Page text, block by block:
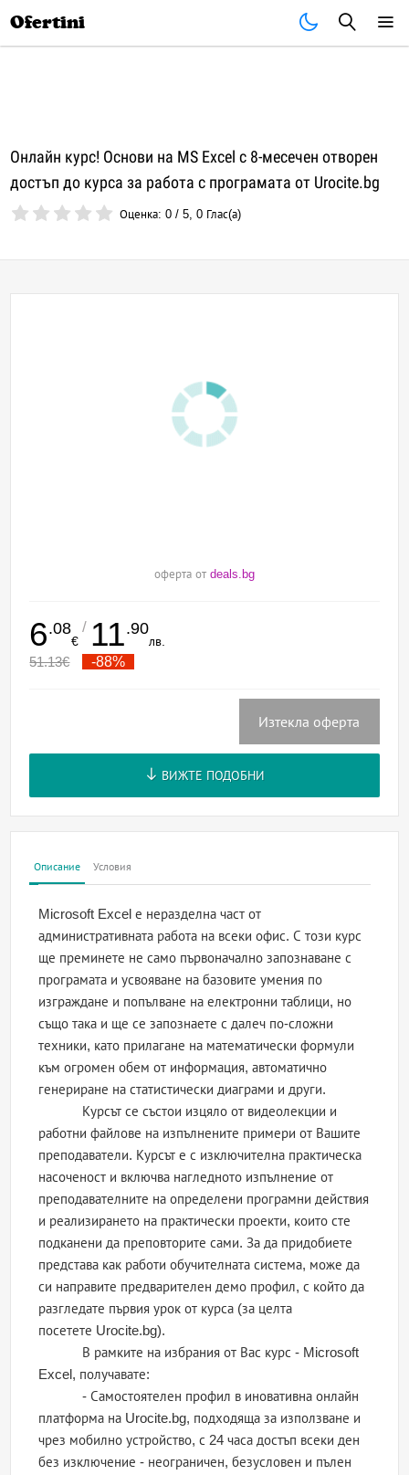
Ofertini
Онлайн курс! Основи на MS Excel с 8-месечен отворен
достъп до курса за работа с програмата от Urocite.bg
Оценка:0 /5,0 Глас(а)
оферта от deals.bg
6.08
€
/ 11.90
лв.
51.13€ -88%
Изтекла оферта
ВИЖТЕ ПОДОБНИ
Описание Условия
Microsoft Excel е неразделна част от
административната работа на всеки офис. С този курс
ще преминете не само първоначално запознаване с
програмата и усвояване на базовите умения по
изграждане и попълване на електронни таблици, но
също така и ще се запознаете с далеч по-сложни
техники, като прилагане на математически формули
към огромен обем от информация, автоматично
генериране на статистически диаграми и други.
Курсът се състои изцяло от видеолекции и
работни файлове на изпълнените примери от Вашите
преподаватели. Курсът е с изключителна практическа
насоченост и включва нагледното изпълнение от
преподавателните на определени програмни действия
и реализирането на практически проекти, които сте
подканени да преповторите сами. За да придобиете
представа как работи обучителната система, може да
си направите предварителен демо профил, с който да
разгледате първия урок от курса (за целта
посетете Urocite.bg).
В рамките на избрания от Вас курс - Microsoft
Excel, получавате:
- Самостоятелен профил в иновативна онлайн
платформа на Urocite.bg, подходяща за използване и
чрез мобилно устройство, с 24 часа достъп всеки ден
без изключение - неограничен, безусловен и пълен